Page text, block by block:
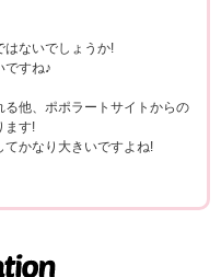
はないでしょうか!
ですね♪
他、ポポラートサイトからの
ます!
かなり大きいですよね!